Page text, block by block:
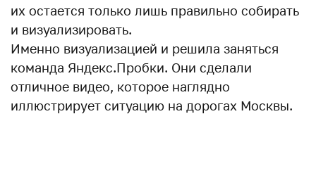
их остается только лишь правильно собирать
и визуализировать.
Именно визуализацией и решила заняться
команда Яндекс.Пробки. Они сделали
отличное видео, которое наглядно
иллюстрирует ситуацию на дорогах Москвы.